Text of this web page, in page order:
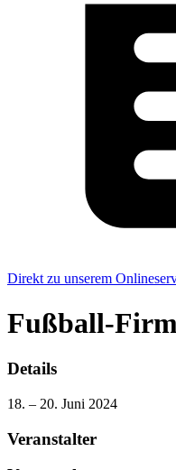
Direkt zu unserem
Fußball-
Details
18. – 20. Juni 2024
Veranstalter